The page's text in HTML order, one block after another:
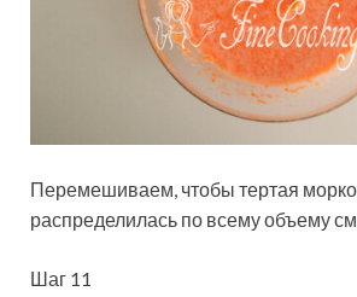
Перемешиваем, чтобы тертая
распределилась по всему объему
Шаг 11